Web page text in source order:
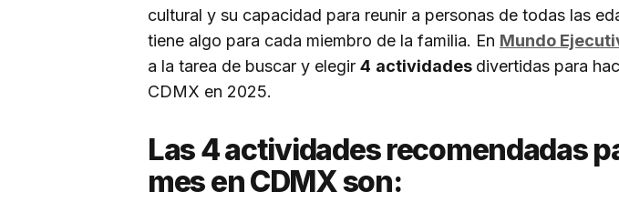
cultural y su capacidad para reunir a personas de todas las
tiene algo para cada miembro de la familia. En Mundo
a la tarea de buscar y elegir 4 actividades divertidas para
CDMX en 2025.
Las 4 actividades recomendadas
mes en CDMX son: